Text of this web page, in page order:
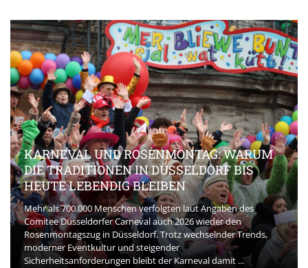
KARNEVAL UND ROSENMONTAG: WARUM
DIE TRADITIONEN IN DÜSSELDORF BIS
HEUTE LEBENDIG BLEIBEN
Mehr als 700.000 Menschen verfolgten laut Angaben des
Comitee Düsseldorfer Carneval auch 2026 wieder den
Rosenmontagszug in Düsseldorf. Trotz wechselnder Trends,
moderner Eventkultur und steigender
Sicherheitsanforderungen bleibt der Karneval damit ...